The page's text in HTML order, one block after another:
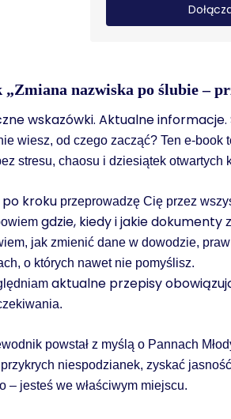
„Zmiana nazwiska po ślubie –
wskazówki. Aktualne informacje.
wiesz, od czego zacząć? Ten e-book
stresu, chaosu i dziesiątek otwartych
po krokuprzeprowadzę Cię przez
gdzie, kiedy i jakie dokumenty
jak zmienić dane w dowodzie,
o których nawet nie pomyślisz.
aktualne przepisy
powstał z myślą o Pannach
niespodzianek, zyskać
– jesteś we właściwym miejscu.